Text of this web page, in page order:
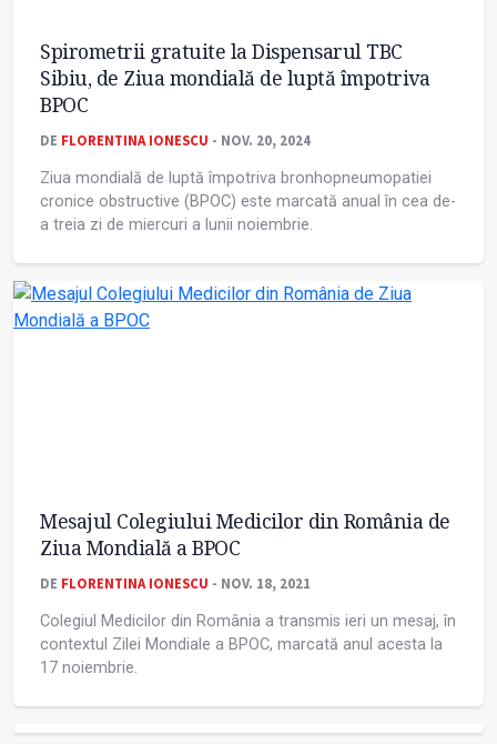
Spirometrii gratuite la Dispensarul TBC
Sibiu, de Ziua mondială de luptă împotriva
BPOC
DE FLORENTINA IONESCU - NOV. 20, 2024
Ziua mondială de luptă împotriva bronhopneumopatiei
cronice obstructive (BPOC) este marcată anual în cea de-
a treia zi de miercuri a lunii noiembrie.
Mesajul Colegiului Medicilor din România de
Ziua Mondială a BPOC
DE FLORENTINA IONESCU - NOV. 18, 2021
Colegiul Medicilor din România a transmis ieri un mesaj, în
contextul Zilei Mondiale a BPOC, marcată anul acesta la
17 noiembrie.